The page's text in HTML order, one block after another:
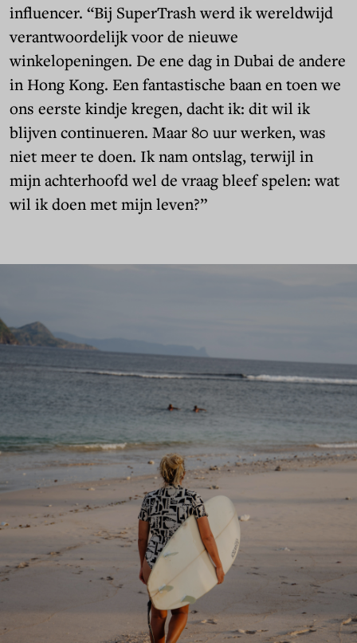
influencer. “Bij SuperTrash werd ik wereldwijd
verantwoordelijk voor de nieuwe
winkelopeningen. De ene dag in Dubai de andere
in Hong Kong. Een fantastische baan en toen we
ons eerste kindje kregen, dacht ik: dit wil ik
blijven continueren. Maar 80 uur werken, was
niet meer te doen. Ik nam ontslag, terwijl in
mijn achterhoofd wel de vraag bleef spelen: wat
wil ik doen met mijn leven?”